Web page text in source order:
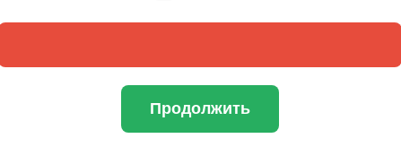
Продолжить